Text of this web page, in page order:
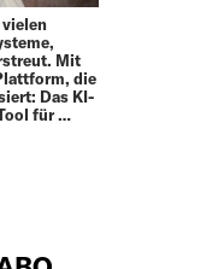
Mit
die
Das KI-
für …